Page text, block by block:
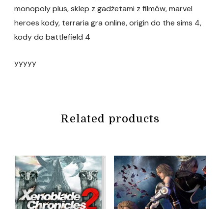
monopoly plus, sklep z gadżetami z filmów, marvel
heroes kody, terraria gra online, origin do the sims 4,
kody do battlefield 4
yyyyy
Related products